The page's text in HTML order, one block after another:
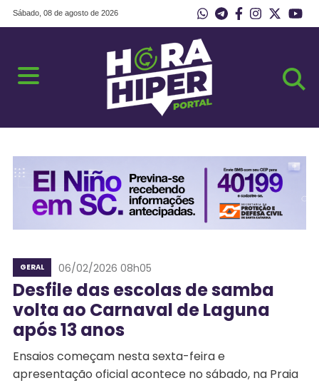
Sábado, 08 de agosto de 2026
GERAL 06/02/2026 08h05
Desfile das escolas de samba
volta ao Carnaval de Laguna
após 13 anos
Ensaios começam nesta sexta-feira e
apresentação oficial acontece no sábado, na Praia